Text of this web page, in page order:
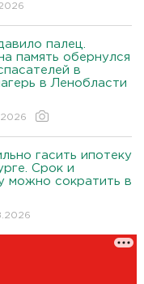
палец.
память обернулся
в
в Ленобласти
гасить ипотеку
Срок и
можно сократить в